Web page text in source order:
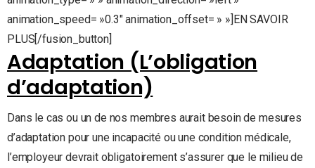
animation_speed= »0.3″ animation_offset= » »]EN SAVOIR
PLUS[/fusion_button]
Adaptation (L’obligation
d’adaptation)
Dans le cas ou un de nos membres aurait besoin de mesures
d’adaptation pour une incapacité ou une condition médicale,
l’employeur devrait obligatoirement s’assurer que le milieu de